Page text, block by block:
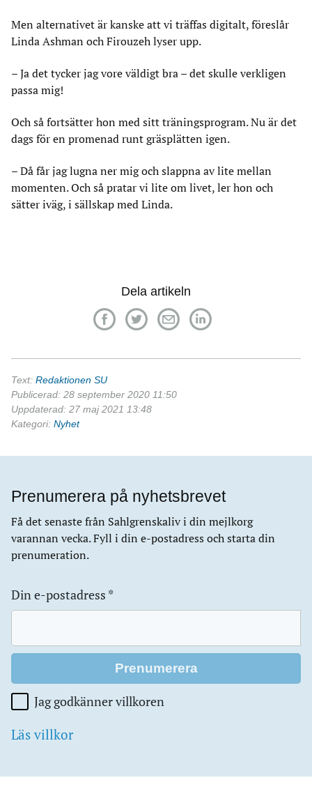
Men alternativet är kanske att vi träffas digitalt, föreslår
Linda Ashman och Firouzeh lyser upp.
– Ja det tycker jag vore väldigt bra – det skulle verkligen
passa mig!
Och så fortsätter hon med sitt träningsprogram. Nu är det
dags för en promenad runt gräsplätten igen.
– Då får jag lugna ner mig och slappna av lite mellan
momenten. Och så pratar vi lite om livet, ler hon och
sätter iväg, i sällskap med Linda.
Dela artikeln
Text: Redaktionen SU
Publicerad: 28 september 2020 11:50
Uppdaterad: 27 maj 2021 13:48
Kategori: Nyhet
Prenumerera på nyhetsbrevet
Få det senaste från Sahlgrenskaliv i din mejlkorg
varannan vecka. Fyll i din e-postadress och starta din
prenumeration.
Din e-postadress *
Jag godkänner villkoren
Läs villkor